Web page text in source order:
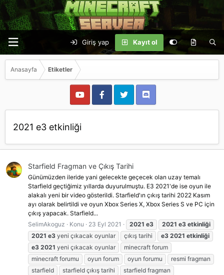
Giriş yap Kayıt ol
Anasayfa Etiketler
2021 e3 etkinliği
Starfield Fragman ve Çıkış Tarihi
Günümüzden ileride yani gelecekte geçecek olan uzay temalı
Starfield geçtiğimiz yıllarda duyurulmuştu. E3 2021'de ise oyun ile
alakalı yeni bir video gösterildi. Starfield'ın çıkış tarihi 2022 Kasım
ayı olarak belirtildi ve oyun Xbox Series X, Xbox Series S ve PC için
çıkış yapacak. Starfield...
SelimAkoguz
Konu 23 Eyl 2021 2021 e3 2021 e3 etkinliği
2021 e3 yeni çıkacak oyunlar çıkış tarihi e3 2021 etkinliği
e3 2021 yeni çıkacak oyunlar
minecraft forum
minecraft forumu
oyun forum oyun forumu
resmi fragman
starfield
starfield çıkış tarihi
starfield fragman